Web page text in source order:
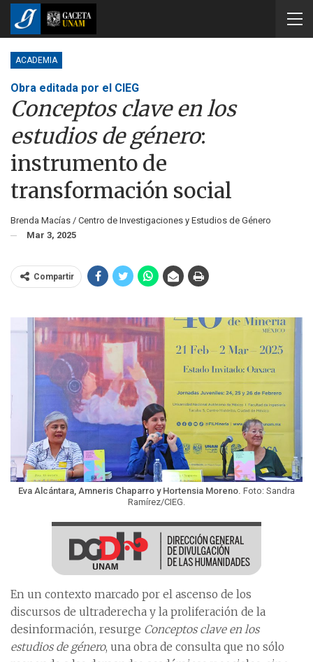
ACADEMIA
Obra editada por el CIEG
Conceptos clave en los
estudios de género:
instrumento de
transformación social
Brenda Macías / Centro de Investigaciones y Estudios de Género
Mar 3, 2025
Compartir
Eva Alcántara, Amneris Chaparro y Hortensia Moreno. Foto: Sandra
Ramírez/CIEG.
En un contexto marcado por el ascenso de los
discursos de ultraderecha y la proliferación de la
desinformación, resurge Conceptos clave en los
estudios de género, una obra de consulta que no sólo